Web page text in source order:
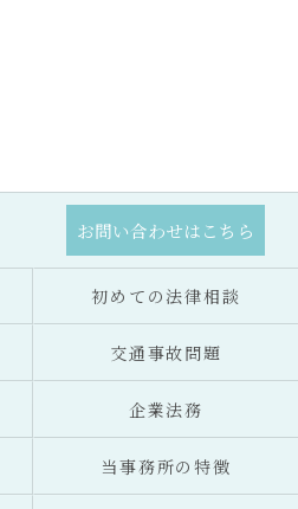
お問い合わせはこちら
初めての法律相談
交通事故問題
企業法務
当事務所の特徴